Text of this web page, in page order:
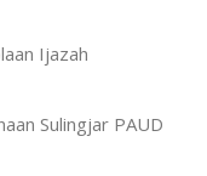
Ijazah
Sulingjar PAUD